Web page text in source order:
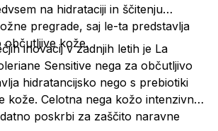
na hidrataciji in ščitenju
pregrade, saj le-ta predstavlja
občutljive kože.
inovacij v zadnjih letih je La
Sensitive nega za občutljivo
hidratancijsko nego s prebiotiki
kože. Celotna nega kožo intenzivno
poskrbi za zaščito naravne